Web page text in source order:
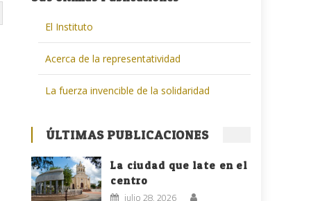
El Instituto
Acerca de la representatividad
La fuerza invencible de la solidaridad
ÚLTIMAS PUBLICACIONES
La ciudad que late en el
centro
julio 28, 2026